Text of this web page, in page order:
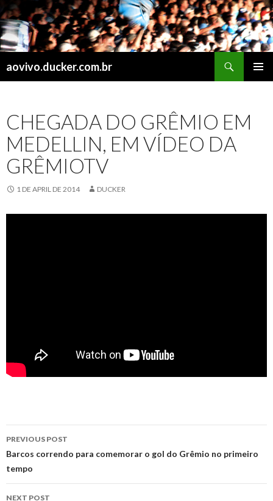
aovivo.ducker.com.br
CHEGADA DO GRÊMIO EM
MEDELLIN, EM VÍDEO DA
GRÊMIOTV
1 DE APRIL DE 2014 DUCKER
Post
navigation
PREVIOUS POST
Barcos correndo para comemorar o gol do Grêmio no primeiro
tempo
NEXT POST